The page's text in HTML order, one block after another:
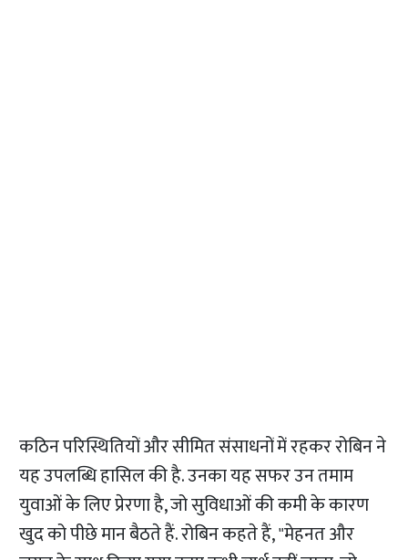
कठिन परिस्थितियों और सीमित संसाधनों में रहकर रोबिन ने
यह उपलब्धि हासिल की है. उनका यह सफर उन तमाम
युवाओं के लिए प्रेरणा है, जो सुविधाओं की कमी के कारण
खुद को पीछे मान बैठते हैं. रोबिन कहते हैं, "मेहनत और